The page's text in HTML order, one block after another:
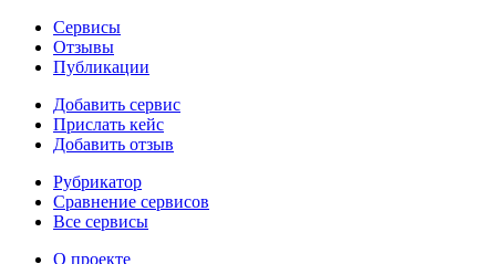
Сервисы
Отзывы
Публикации
Добавить сервис
Прислать кейс
Добавить отзыв
Рубрикатор
Сравнение сервисов
Все сервисы
О проекте